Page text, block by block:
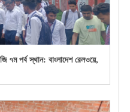
৭ম পর্ব স্থান: বাংলাদেশ রেলওয়ে,